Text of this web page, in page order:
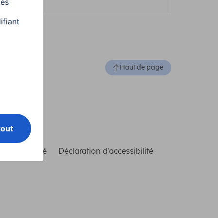
Haut de page
conformité Déclaration d'accessibilité